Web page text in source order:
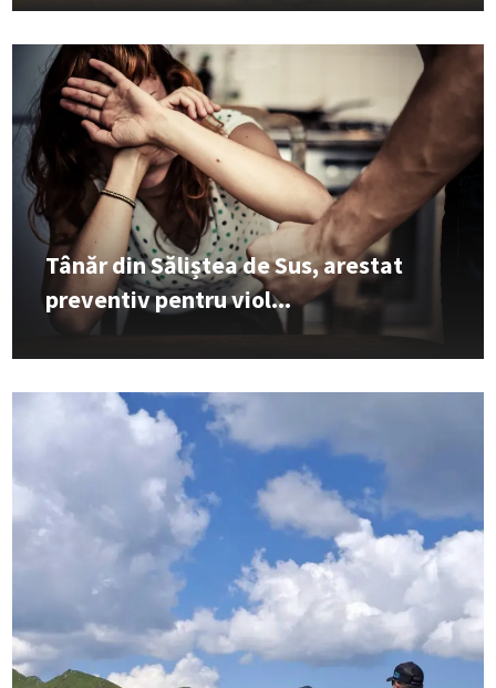
Tânăr din Săliștea de Sus, arestat
preventiv pentru viol...